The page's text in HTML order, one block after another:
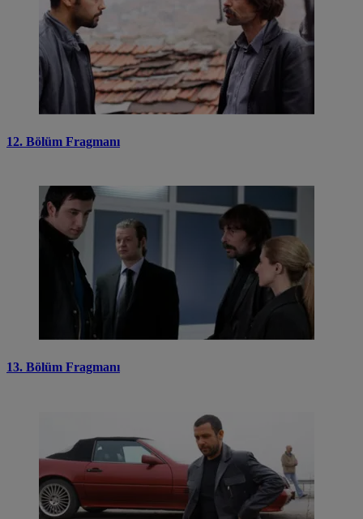
12. Bölüm Fragmanı
13. Bölüm Fragmanı